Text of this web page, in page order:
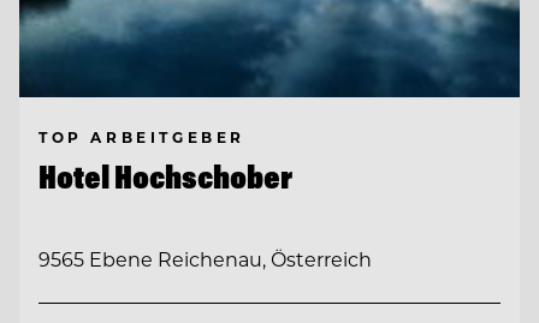
TOP ARBEITGEBER
Hotel Hochschober
9565 Ebene Reichenau, Österreich